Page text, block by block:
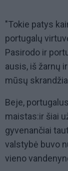
"Tokie patys
portugalų
Pasirodo ir
ausis, iš žarnų
mūsų
Beje,
maistas:ir šiai
gyvenančiai
valstybė buvo
vieno